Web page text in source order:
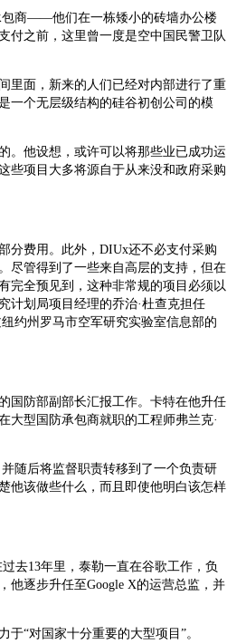
包商——他们在一栋矮小的砖墙办公楼
付之前，这里曾一度是空中国民警卫队
里面，新来的人们已经对内部进行了重
一个无层级结构的硅谷初创公司的模
。他设想，或许可以将那些业已成功运
些项目大多将源自于从来没和政府采购
分费用。此外，DIUx还不必支付采购
尽管得到了一些来自高层的支持，但在
完全预见到，这种非常规的项目必须以
计划局项目经理的乔治·杜查克担任
约州罗马市空军研究实验室信息部的
国防部副部长汇报工作。卡特在他升任
大型国防承包商就职的工程师弗兰克·
随后将监督职责转移到了一个负责研
他该做些什么，而且即使他明白该怎样
去13年里，泰勒一直在谷歌工作，负
他逐步升任至Google X的运营总监，并
“对国家十分重要的大型项目”。